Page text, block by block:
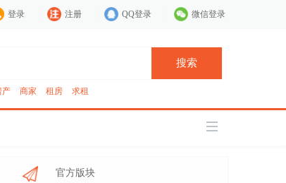
登录 注册 QQ登录 微信登录
搜索
产 商家 租房 求租
官方版块